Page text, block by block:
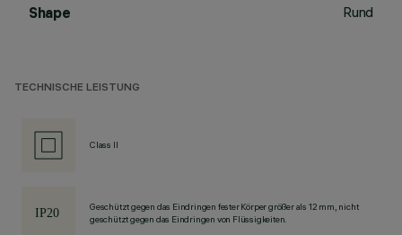
Shape Rund
TECHNISCHE LEISTUNG
Class II
Geschützt gegen das Eindringen fester Körper größer als 12 mm, nicht
geschützt gegen das Eindringen von Flüssigkeiten.